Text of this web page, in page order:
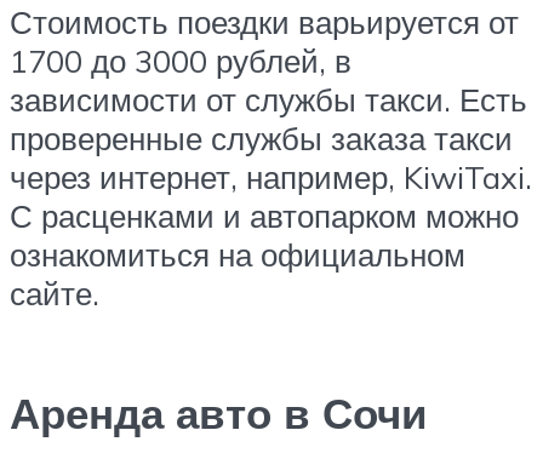
Стоимость поездки варьируется от
1700 до 3000 рублей, в
зависимости от службы такси. Есть
проверенные службы заказа такси
через интернет, например, KiwiTaxi.
С расценками и автопарком можно
ознакомиться на официальном
сайте.
Аренда авто в Сочи